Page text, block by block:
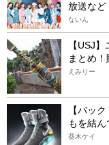
放送など
ないん
【USJ
まとめ！
えみりー
【バッ
もを結
葵木ケイ